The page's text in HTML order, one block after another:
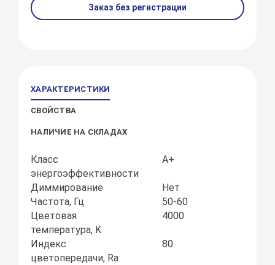
Заказ без регистрации
ХАРАКТЕРИСТИКИ
СВОЙСТВА
НАЛИЧИЕ НА СКЛАДАХ
Класс
энергоэффективности
А+
Диммирование
Нет
Частота, Гц
50-60
Цветовая
температура, K
4000
Индекс
цветопередачи, Ra
80